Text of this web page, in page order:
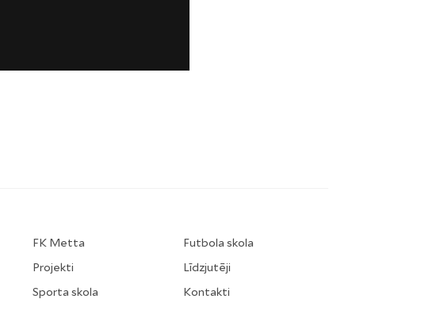
FK Metta
Projekti
Sporta skola
Futbola skola
Līdzjutēji
Kontakti